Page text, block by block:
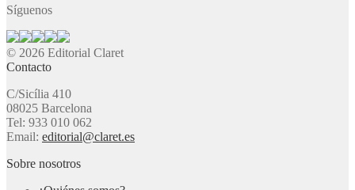
Síguenos
© 2026 Editorial Claret
Contacto
C/Sicília 410
08025 Barcelona
Tel: 933 010 062
Email: editorial@claret.es
Sobre nosotros